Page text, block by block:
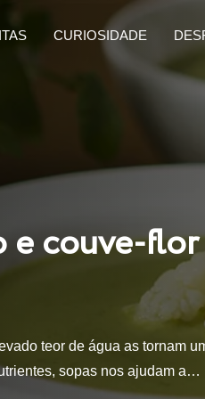
CURIOSIDADE
e couve-flor
teor de água as tornam
sopas nos ajudam a…